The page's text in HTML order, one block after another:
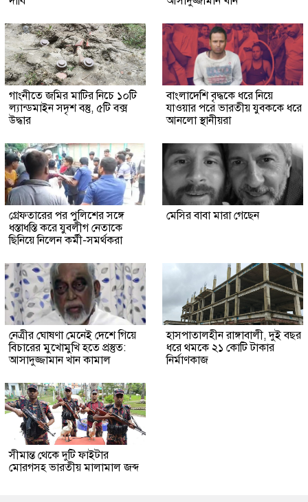
গাংনীতে জমির মাটির নিচে ১০টি
ল্যান্ডমাইন সদৃশ বস্তু, ৫টি বক্স
উদ্ধার
বাংলাদেশি বৃদ্ধকে ধরে নিয়ে
যাওয়ার পরে ভারতীয় যুবককে ধরে
আনলো স্থানীয়রা
গ্রেফতারের পর পুলিশের সঙ্গে
ধস্তাধস্তি করে যুবলীগ নেতাকে
ছিনিয়ে নিলেন কর্মী-সমর্থকরা
মেসির বাবা মারা গেছেন
নেত্রীর ঘোষণা মেনেই দেশে গিয়ে
বিচারের মুখোমুখি হতে প্রস্তুত:
আসাদুজ্জামান খান কামাল
হাসপাতালহীন রাঙ্গাবালী, দুই বছর
ধরে থমকে ২১ কোটি টাকার
নির্মাণকাজ
সীমান্ত থেকে দুটি ফাইটার
মোরগসহ ভারতীয় মালামাল জব্দ